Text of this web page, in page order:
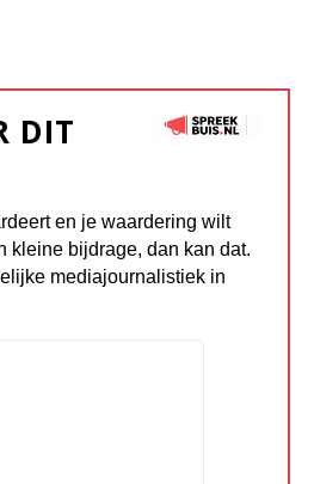
DIT
en je waardering wilt
kleine bijdrage, dan kan dat.
mediajournalistiek in